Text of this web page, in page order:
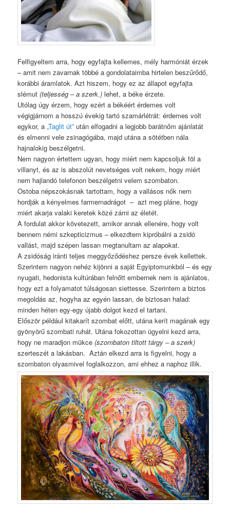
Felfigyeltem arra, hogy egyfajta kellemes, mély harmóniát érzek
– amit nem zavarnak többé a gondolataimba hirtelen beszűrődő,
korábbi áramlatok. Azt hiszem, hogy ez az állapot egyfajta
slémut(teljesség – a szerk.) lehet, a béke érzete.
Utólag úgy érzem, hogy ezért a békéért érdemes volt
végigjárnom a hosszú évekig tartó szamárlétrát: érdemes volt
egykor, a„Taglit út” után elfogadni a legjobb barátnőm ajánlatát
és elmenni vele zsinagógába, majd utána a sötétben nála
hajnalokig beszélgetni.
Nem nagyon értettem ugyan, hogy miért nem kapcsoljuk föl a
villanyt, és az is abszolút nevetséges volt nekem, hogy miért
nem hajlandó telefonon beszélgetni velem szombaton.
Ostoba népszokásnak tartottam, hogy a vallásos nők nem
hordják a kényelmes farmernadrágot – azt meg pláne, hogy
miért akarja valaki keretek közé zárni az életét.
A fordulat akkor követezett, amikor annak ellenére, hogy volt
bennem némi szkepticizmus – elkezdtem kipróbálni a zsidó
vallást, majd szépen lassan megtanultam az alapokat.
A zsidóság iránti teljes meggyőződéshez persze évek kellettek.
Szerintem nagyon nehéz kijönni a saját Egyiptomunkból – és egy
nyugati, hedonista kultúrában felnőtt embernek nem is ajánlatos,
hogy ezt a folyamatot túlságosan siettesse. Szerintem a biztos
megoldás az, hogyha az egyén lassan, de biztosan halad:
minden héten egy-egy újabb dolgot kezd el tartani.
Először például kitakarít szombat előtt, utána kerít magának egy
gyönyörű szombati ruhát. Utána fokozottan ügyelni kezd arra,
hogy ne maradjon mükce(szombaton tiltott tárgy – a szerk)
szerteszét a lakásban. Aztán elkezd arra is figyelni, hogy a
szombaton olyasmivel foglalkozzon, ami ehhez a naphoz illik.